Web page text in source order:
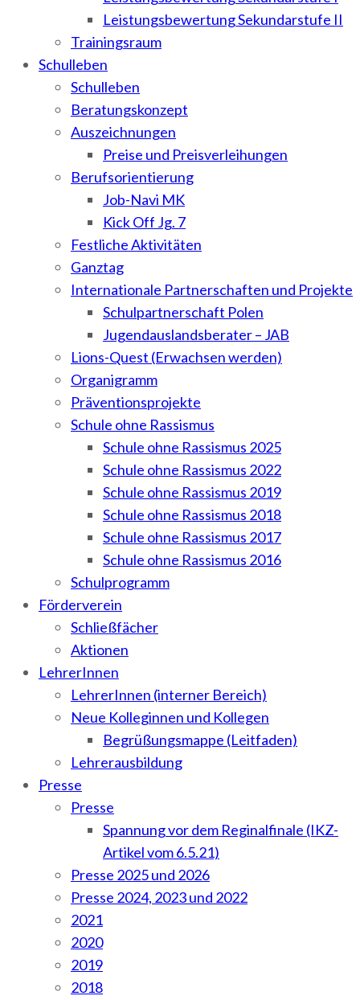
Leistungsbewertung Sekundarstufe II
Trainingsraum
Schulleben
Schulleben
Beratungskonzept
Auszeichnungen
Preise und Preisverleihungen
Berufsorientierung
Job-Navi MK
Kick Off Jg. 7
Festliche Aktivitäten
Ganztag
Internationale Partnerschaften und Projekte
Schulpartnerschaft Polen
Jugendauslandsberater – JAB
Lions-Quest (Erwachsen werden)
Organigramm
Präventionsprojekte
Schule ohne Rassismus
Schule ohne Rassismus 2025
Schule ohne Rassismus 2022
Schule ohne Rassismus 2019
Schule ohne Rassismus 2018
Schule ohne Rassismus 2017
Schule ohne Rassismus 2016
Schulprogramm
Förderverein
Schließfächer
Aktionen
LehrerInnen
LehrerInnen (interner Bereich)
Neue Kolleginnen und Kollegen
Begrüßungsmappe (Leitfaden)
Lehrerausbildung
Presse
Presse
Spannung vor dem Reginalfinale (IKZ-
Artikel vom 6.5.21)
Presse 2025 und 2026
Presse 2024, 2023 und 2022
2021
2020
2019
2018